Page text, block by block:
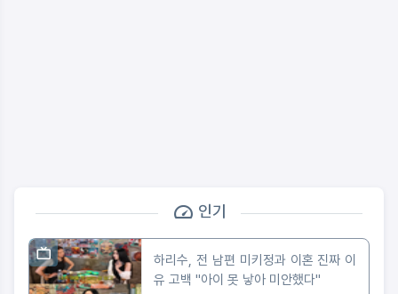
인기
하리수, 전 남편 미키정과 이혼 진짜 이
유 고백 "아이 못 낳아 미안했다"